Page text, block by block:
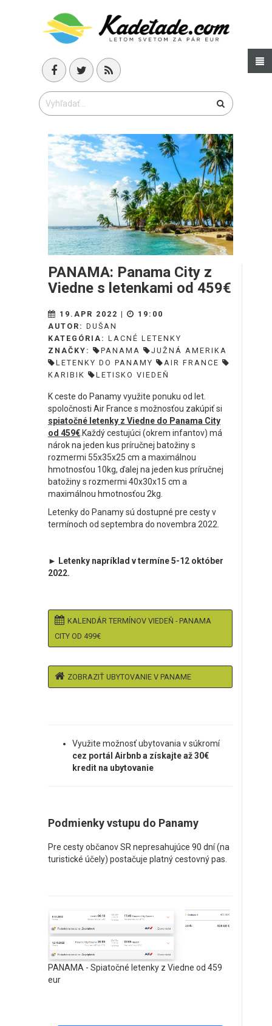
PANAMA: Panama City z
Viedne s letenkami od 459€
19.APR 2022 |
19:00
AUTOR: DUŠAN
KATEGÓRIA: LACNÉ LETENKY
ZNAČKY:
PANAMA
JUŽNÁ AMERIKA
LETENKY DO PANAMY
AIR FRANCE
KARIBIK
LETISKO VIEDEŇ
K ceste do Panamy využite ponuku od let.
spoločnosti Air France s možnosťou zakúpiť si
spiatočné letenky z Viedne do Panama City
od 459€.Každý cestujúci (okrem infantov) má
nárok na jeden kus príručnej batožiny s
rozmermi 55x35x25 cm a maximálnou
hmotnosťou 10kg, ďalej na jeden kus príručnej
batožiny s rozmermi 40x30x15 cm a
maximálnou hmotnosťou 2kg.
Letenky do Panamy sú dostupné pre cesty v
termínoch od septembra do novembra 2022.
► Letenky napríklad v termíne 5-12 október
2022.
KALENDÁR TERMÍNOV VIEDEŇ - PANAMA
CITY OD 499€
ZOBRAZIŤ UBYTOVANIE V PANAME
Využite možnosť ubytovania v súkromí
cez portál Airbnb a získajte až 30€
kredit na ubytovanie
Podmienky vstupu do Panamy
Pre cesty občanov SR nepresahujúce 90 dní (na
turistické účely) postačuje platný cestovný pas.
PANAMA - Spiatočné letenky z Viedne od 459
eur